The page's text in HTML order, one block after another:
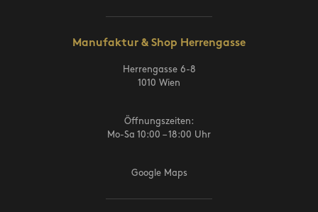
Manufaktur & Shop Herrengasse
Herrengasse 6-8
1010 Wien
Öffnungszeiten:
Mo-Sa 10:00 – 18:00 Uhr
Google Maps